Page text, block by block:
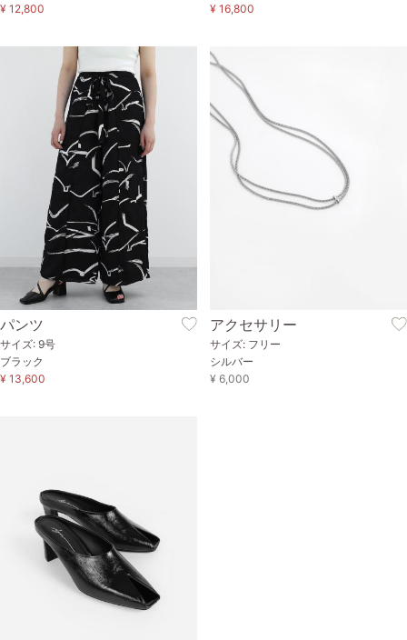
¥ 12,800
¥ 16,800
パンツ
サイズ: 9号
ブラック
¥ 13,600
アクセサリー
サイズ: フリー
シルバー
¥ 6,000